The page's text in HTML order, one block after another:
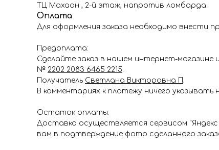
ТЦ Махаон , 2-й этаж, напротив ломбарда.
Оплата
Для оформления заказа необходимо внести
Предоплата:
Сделайте заказ в нашем интернет-магазине
№ 2202 2083 6465 2215.
Получатель Светлана Викторовна П.
В комментариях к платежу ничего указывать
Остаток оплаты:
Доставка осуществляется сервисом
вам в подтверждение фото сделанного